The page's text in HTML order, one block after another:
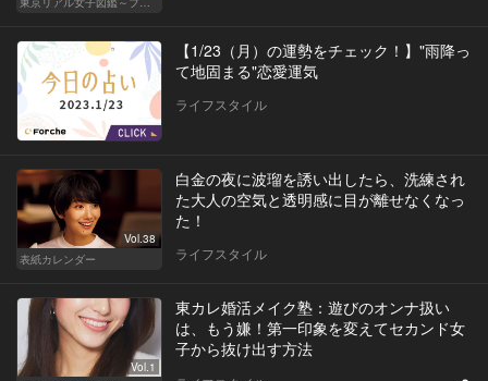
【1/23（月）の運勢をチェック！】"雨降っ
て地固まる"恋愛運気
ライフスタイル
Vol.38
表紙カレンダー
白金の夜に波瑠を誘い出したら、洗練され
た大人の空気と透明感に目が離せなくなっ
た！
ライフスタイル
Vol.1
東カレ婚活メイク塾：遊びのオンナ扱い
は、もう嫌！第一印象を変えてセカンド女
子から抜け出す方法